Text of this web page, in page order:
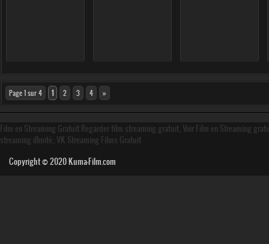
Page 1 sur 4 1 2 3 4 »
Film en Streaming Gratuit Regarder film streaming gratuit, Voir Film en Streaming
streaming illmité, VK Streaming Films Gratuit
Copyright © 2020Kuma-Film.com